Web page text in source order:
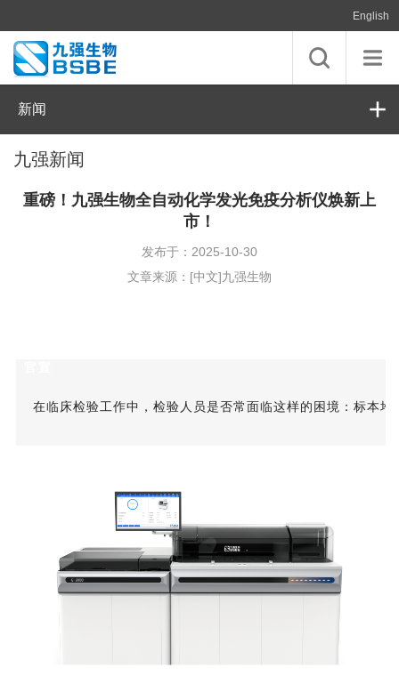
English
新闻
九强新闻
重磅！九强生物全自动化学发光免疫分析仪焕新上
市！
发布于：2025-10-30
文章来源：[中文]九强生物
在临床检验工作中，检验人员是否常面临这样的困境：标本